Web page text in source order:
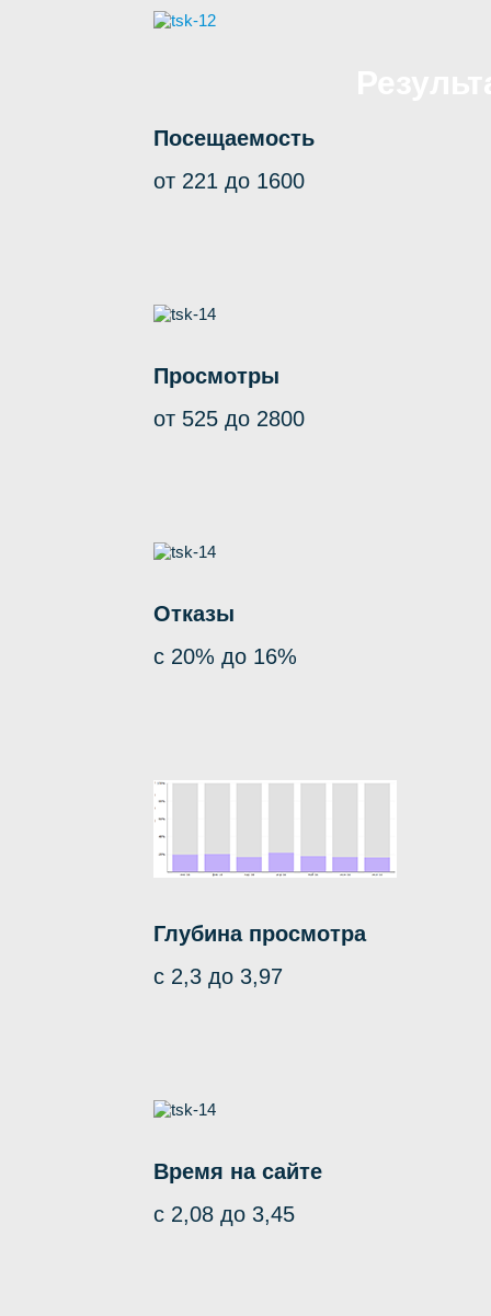
Посещаемость
от 221 до 1600
Просмотры
от 525 до 2800
Отказы
с 20% до 16%
Глубина просмотра
с 2,3 до 3,97
Время на сайте
с 2,08 до 3,45